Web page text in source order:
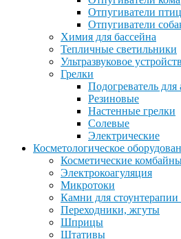
Отпугиватели птиц
Отпугиватели
Химия для бассейна
Тепличные светильники
Ультразвуковое
Грелки
Подогреватель для
Резиновые
Настенные грелки
Солевые
Электрические
Косметологическое
Косметические
Электрокоагуляция
Микротоки
Камни для
Переходники, жгуты
Шприцы
Штативы